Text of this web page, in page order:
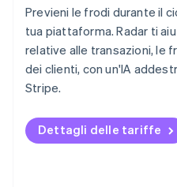
Previeni le frodi durante il
tua piattaforma. Radar ti
relative alle transazioni, le
dei clienti, con un'IA
Stripe.
Dettagli delle tariffe
English
Messico
Español English
Norvegia
English
Nuova Zelanda
Paesi Bassi
NederlandsEnglish